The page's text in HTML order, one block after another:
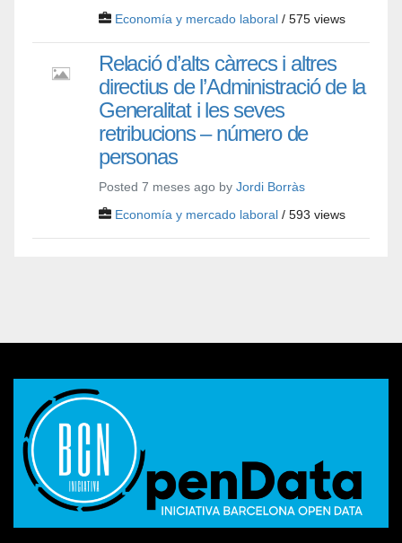
Economía y mercado laboral / 575 views
Relació d’alts càrrecs i altres
directius de l’Administració de la
Generalitat i les seves
retribucions – número de
personas
Posted 7 meses ago by Jordi Borràs
Economía y mercado laboral / 593 views